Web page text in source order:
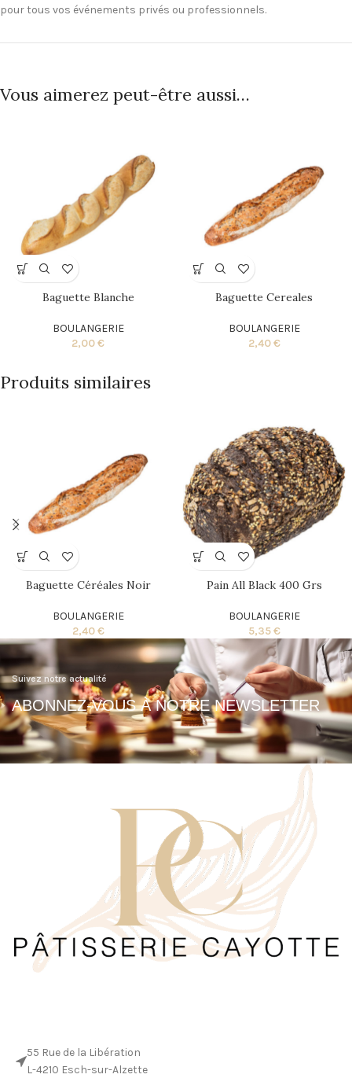
pour tous vos événements privés ou professionnels.
Vous aimerez peut-être aussi…
Baguette Blanche
BOULANGERIE
2,00€
Baguette Cereales
BOULANGERIE
2,40€
Produits similaires
Baguette Céréales Noir
BOULANGERIE
2,40€
Pain All Black 400 Grs
BOULANGERIE
5,35€
Suivez notre actualité
ABONNEZ-VOUS À NOTRE NEWSLETTER
55 Rue de la Libération
L-4210 Esch-sur-Alzette